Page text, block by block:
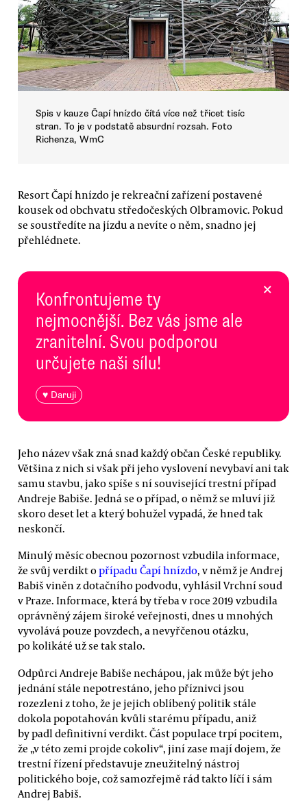
Spis v kauze Čapí hnízdo čítá více než třicet tisíc
stran. To je v podstatě absurdní rozsah. Foto
Richenza, WmC
Resort Čapí hnízdo je rekreační zařízení postavené
kousek od obchvatu středočeských Olbramovic. Pokud
se soustředíte na jízdu a nevíte o něm, snadno jej
přehlédnete.
Konfrontujeme ty
nejmocnější. Bez vás jsme ale
zranitelní. Svou podporou
určujete naši sílu!
♥ Daruji
×
Jeho název však zná snad každý občan České republiky.
Většina z nich si však při jeho vyslovení nevybaví ani tak
samu stavbu, jako spíše s ní související trestní případ
Andreje Babiše. Jedná se o případ, o němž se mluví již
skoro deset let a který bohužel vypadá, že hned tak
neskončí.
Minulý měsíc obecnou pozornost vzbudila informace,
že svůj verdikt opřípadu Čapí hnízdo, v němž je Andrej
Babiš viněn z dotačního podvodu, vyhlásil Vrchní soud
v Praze. Informace, která by třeba v roce 2019 vzbudila
oprávněný zájem široké veřejnosti, dnes u mnohých
vyvolává pouze povzdech, a nevyřčenou otázku,
po kolikáté už se tak stalo.
Odpůrci Andreje Babiše nechápou, jak může být jeho
jednání stále nepotrestáno, jeho příznivci jsou
rozezleni z toho, že je jejich oblíbený politik stále
dokola popotahován kvůli starému případu, aniž
by padl definitivní verdikt. Část populace trpí pocitem,
že „v této zemi projde cokoliv“, jiní zase mají dojem, že
trestní řízení představuje zneužitelný nástroj
politického boje, což samozřejmě rád takto líčí i sám
Andrej Babiš.